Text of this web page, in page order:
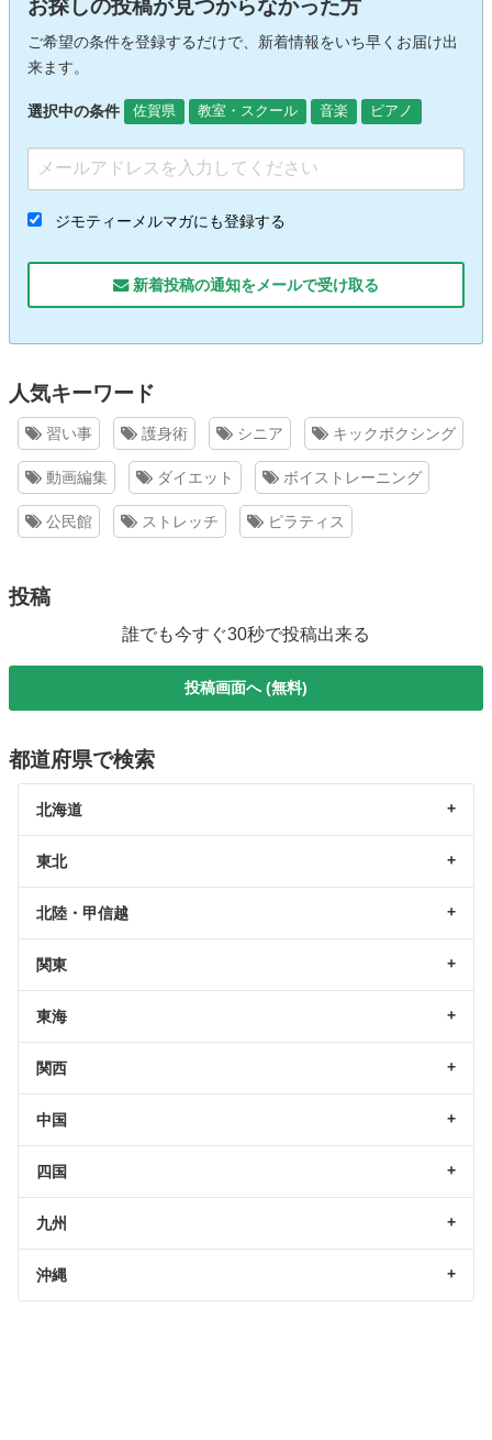
お探しの投稿が見つからなかった方
ご希望の条件を登録するだけで、新着情報をいち早くお届け出
来ます。
選択中の条件 佐賀県 教室・スクール 音楽 ピアノ
ジモティーメルマガにも登録する
新着投稿の通知をメールで受け取る
人気キーワード
習い事 護身術 シニア キックボクシング
動画編集 ダイエット ボイストレーニング
公民館 ストレッチ ピラティス
投稿
誰でも今すぐ30秒で投稿出来る
投稿画面へ (無料)
都道府県で検索
北海道
東北
北陸・甲信越
関東
東海
関西
中国
四国
九州
沖縄